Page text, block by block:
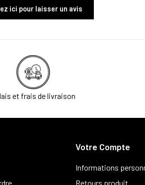
ici pour laisser un avis
et frais de livraison
Votre Compte
Informations
Retours produit